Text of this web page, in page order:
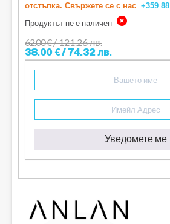
отстъпка. Свържете се с нас +359 88
Продуктът не е наличен
62.00€/ 121.26 лв.
38.00 €/ 74.32 лв.
Уведомете ме